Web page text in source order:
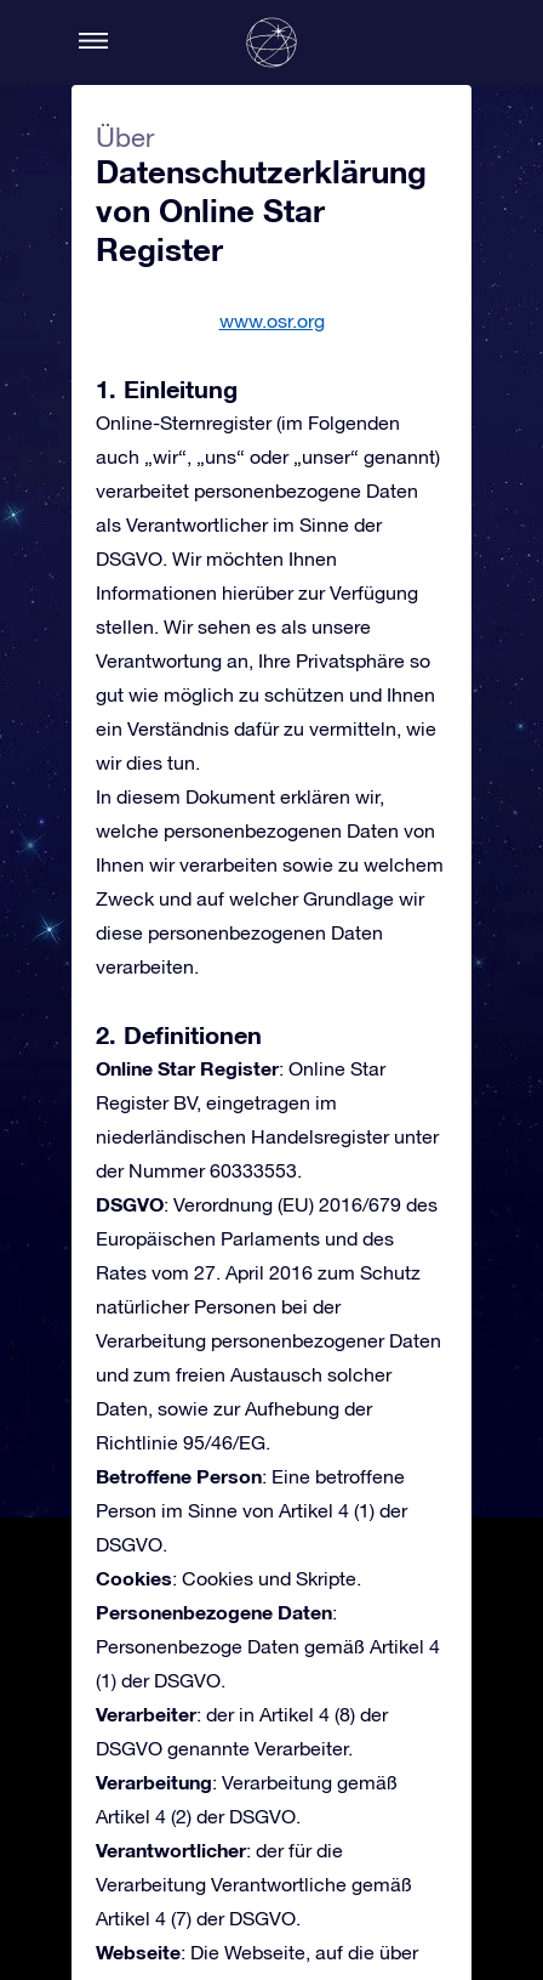
Über
Datenschutzerklärung
von Online Star
Register
www.osr.org
1. Einleitung
Online-Sternregister (im Folgenden
auch „wir“, „uns“ oder „unser“ genannt)
verarbeitet personenbezogene Daten
als Verantwortlicher im Sinne der
DSGVO. Wir möchten Ihnen
Informationen hierüber zur Verfügung
stellen. Wir sehen es als unsere
Verantwortung an, Ihre Privatsphäre so
gut wie möglich zu schützen und Ihnen
ein Verständnis dafür zu vermitteln, wie
wir dies tun.
In diesem Dokument erklären wir,
welche personenbezogenen Daten von
Ihnen wir verarbeiten sowie zu welchem
Zweck und auf welcher Grundlage wir
diese personenbezogenen Daten
verarbeiten.
2. Definitionen
Online Star Register: Online Star
Register BV, eingetragen im
niederländischen Handelsregister unter
der Nummer 60333553.
DSGVO: Verordnung (EU) 2016/679 des
Europäischen Parlaments und des
Rates vom 27. April 2016 zum Schutz
natürlicher Personen bei der
Verarbeitung personenbezogener Daten
und zum freien Austausch solcher
Daten, sowie zur Aufhebung der
Richtlinie 95/46/EG.
Betroffene Person: Eine betroffene
Person im Sinne von Artikel 4 (1) der
DSGVO.
Cookies: Cookies und Skripte.
Personenbezogene Daten:
Personenbezoge Daten gemäß Artikel 4
(1) der DSGVO.
Verarbeiter: der in Artikel 4 (8) der
DSGVO genannte Verarbeiter.
Verarbeitung: Verarbeitung gemäß
Artikel 4 (2) der DSGVO.
Verantwortlicher: der für die
Verarbeitung Verantwortliche gemäß
Artikel 4 (7) der DSGVO.
Webseite: Die Webseite, auf die über